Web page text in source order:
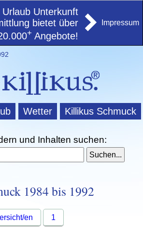
Urlaub Unterkunft
bietet über
+ Angebote!
Impressum
Wetter Killikus Schmuck
und Inhalten suchen:
1984 bis 1992
en 1